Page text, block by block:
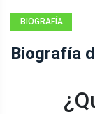
BIOGRAFÍA
Biografía